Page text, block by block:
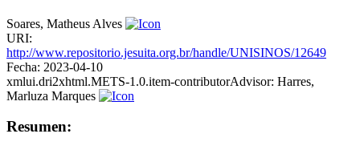
Soares, Matheus Alves
URI:
http://www.repositorio.jesuita.org.br/handle/UNISINOS/12649
Fecha: 2023-04-10
xmlui.dri2xhtml.METS-1.0.item-contributorAdvisor: Harres,
Marluza Marques
Resumen: